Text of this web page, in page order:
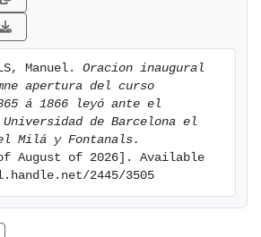
Manuel. Oracion inaugural
apertura del curso
á 1866 leyó ante el
de Barcelona el
Milá y Fontanals.
August of 2026]. Available
2445/3505